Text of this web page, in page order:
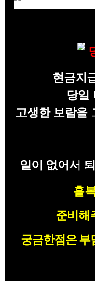
현금지
당일
고생한 보람을
일이 없어서
홀
준비해
궁금한점은 부